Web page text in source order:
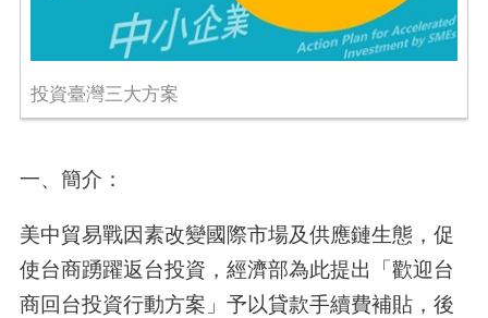
投資臺灣三大方案
一、簡介：
美中貿易戰因素改變國際市場及供應鏈生態，促
使台商踴躍返台投資，經濟部為此提出「歡迎台
商回台投資行動方案」予以貸款手續費補貼，後